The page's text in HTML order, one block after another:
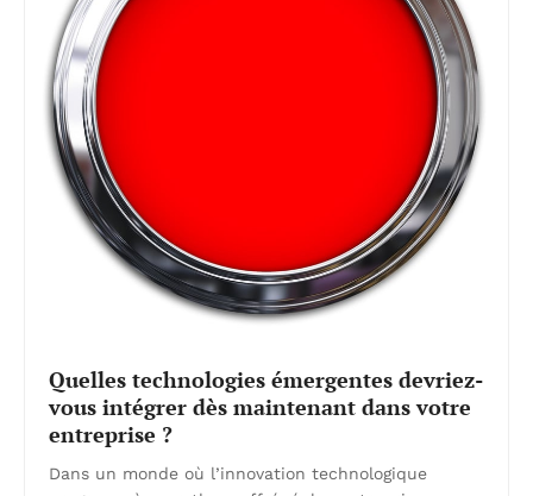
Quelles technologies émergentes devriez-
vous intégrer dès maintenant dans votre
entreprise ?
Dans un monde où l’innovation technologique